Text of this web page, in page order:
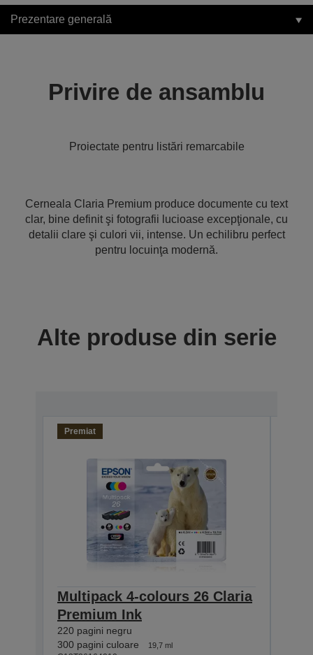
Prezentare generală
Privire de ansamblu
Proiectate pentru listări remarcabile
Cerneala Claria Premium produce documente cu text
clar, bine definit şi fotografii lucioase excepţionale, cu
detalii clare şi culori vii, intense. Un echilibru perfect
pentru locuinţa modernă.
Alte produse din serie
Premiat
Multipack 4-colours 26 Claria
Premium Ink
220 pagini negru
300 pagini culoare
19,7 ml